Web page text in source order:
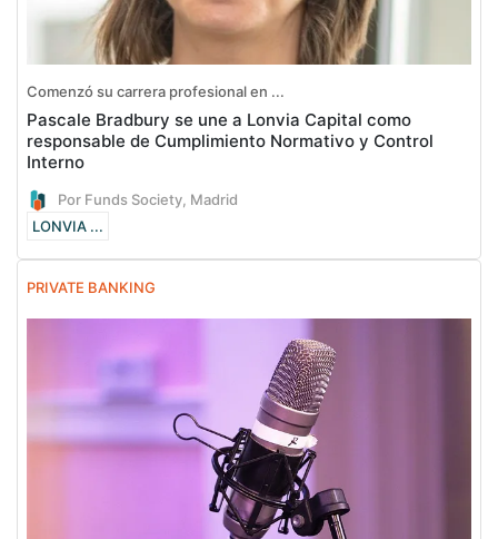
Comenzó su carrera profesional en ...
Pascale Bradbury se une a Lonvia Capital como
responsable de Cumplimiento Normativo y Control
Interno
Por Funds Society, Madrid
LONVIA ...
PRIVATE BANKING